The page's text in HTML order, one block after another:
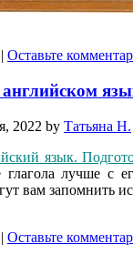
| Оставьте
2022 by Татьяна Н.
язык.
глагола лучше
вам запомнить
| Оставьте